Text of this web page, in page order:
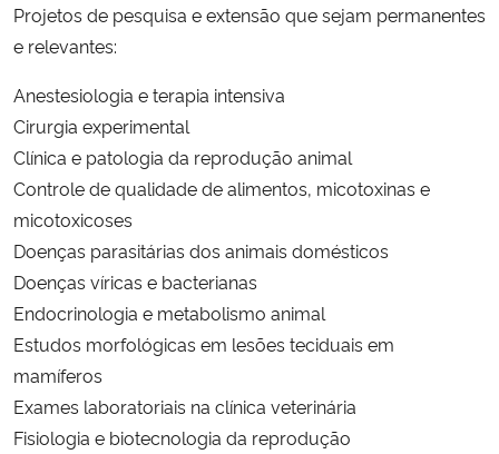
Projetos de pesquisa e extensão que sejam permanentes
e relevantes:
Anestesiologia e terapia intensiva
Cirurgia experimental
Clínica e patologia da reprodução animal
Controle de qualidade de alimentos, micotoxinas e
micotoxicoses
Doenças parasitárias dos animais domésticos
Doenças víricas e bacterianas
Endocrinologia e metabolismo animal
Estudos morfológicas em lesões teciduais em
mamíferos
Exames laboratoriais na clínica veterinária
Fisiologia e biotecnologia da reprodução